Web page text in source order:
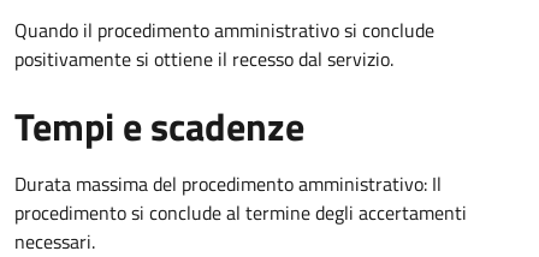
Quando il procedimento amministrativo si conclude
positivamente si ottiene il recesso dal servizio.
Tempi e scadenze
Durata massima del procedimento amministrativo: Il
procedimento si conclude al termine degli accertamenti
necessari.